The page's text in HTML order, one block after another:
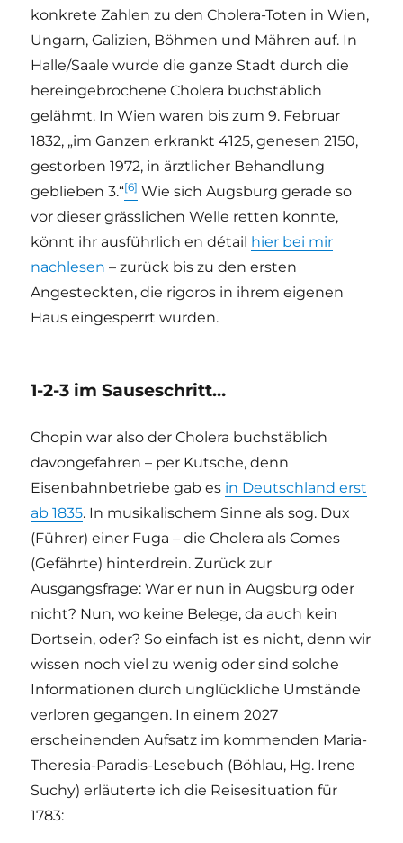
konkrete Zahlen zu den Cholera-Toten in Wien,
Ungarn, Galizien, Böhmen und Mähren auf. In
Halle/Saale wurde die ganze Stadt durch die
hereingebrochene Cholera buchstäblich
gelähmt. In Wien waren bis zum 9. Februar
1832, „im Ganzen erkrankt 4125, genesen 2150,
gestorben 1972, in ärztlicher Behandlung
geblieben 3.“[6] Wie sich Augsburg gerade so
vor dieser grässlichen Welle retten konnte,
könnt ihr ausführlich en détail hier bei mir
nachlesen – zurück bis zu den ersten
Angesteckten, die rigoros in ihrem eigenen
Haus eingesperrt wurden.
1-2-3 im Sauseschritt…
Chopin war also der Cholera buchstäblich
davongefahren – per Kutsche, denn
Eisenbahnbetriebe gab es in Deutschland erst
ab 1835. In musikalischem Sinne als sog. Dux
(Führer) einer Fuga – die Cholera als Comes
(Gefährte) hinterdrein. Zurück zur
Ausgangsfrage: War er nun in Augsburg oder
nicht? Nun, wo keine Belege, da auch kein
Dortsein, oder? So einfach ist es nicht, denn wir
wissen noch viel zu wenig oder sind solche
Informationen durch unglückliche Umstände
verloren gegangen. In einem 2027
erscheinenden Aufsatz im kommenden Maria-
Theresia-Paradis-Lesebuch (Böhlau, Hg. Irene
Suchy) erläuterte ich die Reisesituation für
1783: